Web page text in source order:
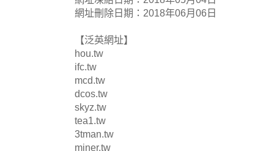
網址刪除日期：2018年06月06日
【泛英網址】
hou.tw
ifc.tw
mcd.tw
dcos.tw
skyz.tw
tea1.tw
3tman.tw
miner.tw